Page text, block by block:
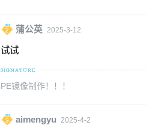
蒲公英 2025-3-12
试试
PE镜像制作！！！
aimengyu 2025-4-2